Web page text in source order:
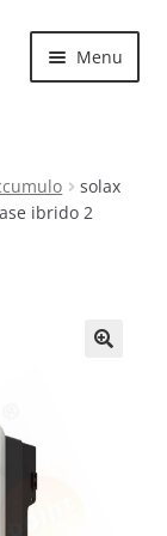
Menu
solax
ibrido 2